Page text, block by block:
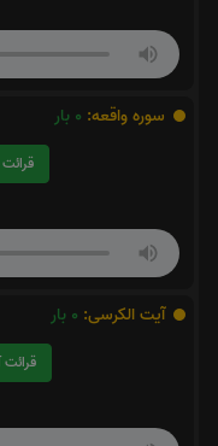
سوره واقعه: 0 بار
قرائت سوره واقعه را تقبل میکنم
آیت الکرسی: 0 بار
قرائت آیت الکرسی را تقبل میکنم